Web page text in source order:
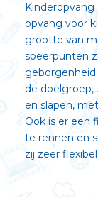
Kinderopvang
opvang voor
grootte van
speerpunten
geborgenheid.
de doelgroep,
en slapen,
Ook is er een
te rennen en
zij zeer